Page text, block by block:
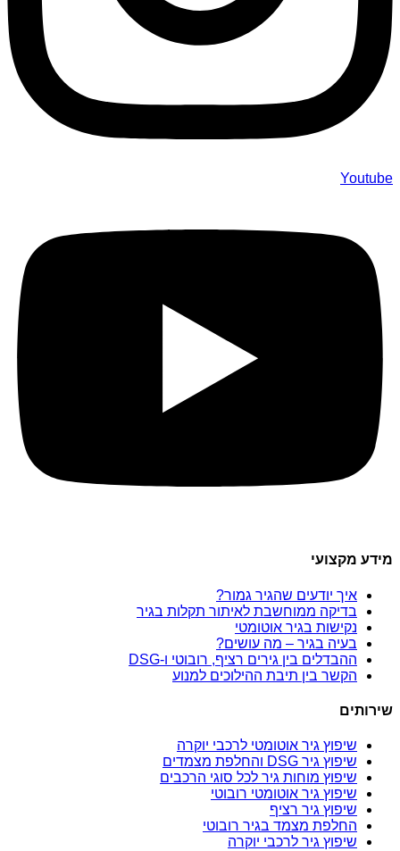
Youtube
מידע מקצועי
איך יודעים שהגיר גמור?
בדיקה ממוחשבת לאיתור תקלות בגיר
נקישות בגיר אוטומטי
בעיה בגיר – מה עושים?
ההבדלים בין גירים רציף, רובוטי ו-DSG
הקשר בין תיבת ההילוכים למנוע
שירותים
שיפוץ גיר אוטומטי לרכבי יוקרה
שיפוץ גיר DSG והחלפת מצמדים
שיפוץ מוחות גיר לכל סוגי הרכבים
שיפוץ גיר אוטומטי רובוטי
שיפוץ גיר רציף
החלפת מצמד בגיר רובוטי
שיפוץ גיר לרכבי יוקרה